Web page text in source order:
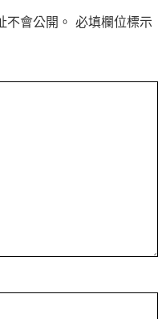
不會公開。 必填欄位標示